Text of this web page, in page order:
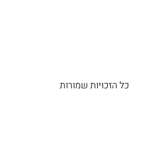
כל הזכויות שמורות